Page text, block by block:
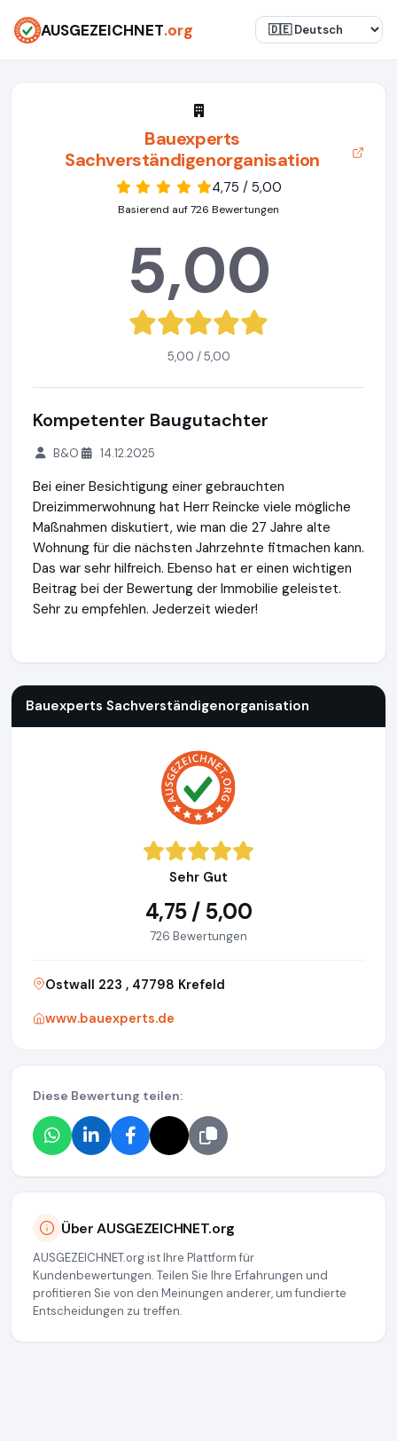
AUSGEZEICHNET.org
Bauexperts
Sachverständigenorganisation
4,75 / 5,00
Basierend auf 726 Bewertungen
5,00
5,00 / 5,00
Kompetenter Baugutachter
B&O 14.12.2025
Bei einer Besichtigung einer gebrauchten
Dreizimmerwohnung hat Herr Reincke viele mögliche
Maßnahmen diskutiert, wie man die 27 Jahre alte
Wohnung für die nächsten Jahrzehnte fitmachen kann.
Das war sehr hilfreich. Ebenso hat er einen wichtigen
Beitrag bei der Bewertung der Immobilie geleistet.
Sehr zu empfehlen. Jederzeit wieder!
Bauexperts Sachverständigenorganisation
Sehr Gut
4,75 / 5,00
726 Bewertungen
Ostwall 223 , 47798 Krefeld
www.bauexperts.de
Diese Bewertung teilen:
Über AUSGEZEICHNET.org
AUSGEZEICHNET.org ist Ihre Plattform für
Kundenbewertungen. Teilen Sie Ihre Erfahrungen und
profitieren Sie von den Meinungen anderer, um fundierte
Entscheidungen zu treffen.